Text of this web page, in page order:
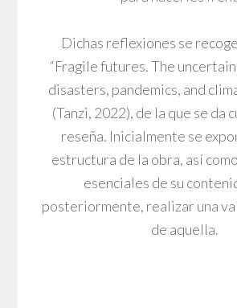
Dichas reflexiones se
“Fragile futures. The
disasters, pandemics, and
(Tanzi, 2022), de la que se da
reseña. Inicialmente se
estructura de la obra, así
esenciales de su
posteriormente, realizar una
de aquella.